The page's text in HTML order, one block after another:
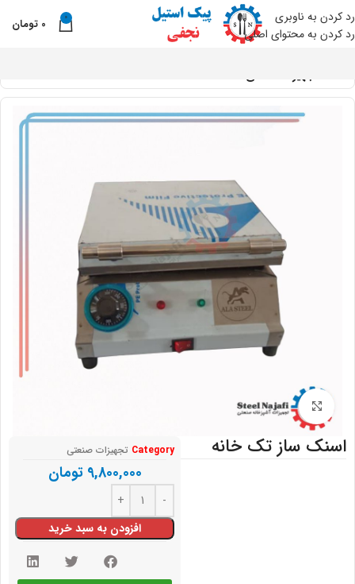
رد کردن به ناوبری
رد کردن به محتوای اصلی
0
0 تومان
تجهیزات صنعتی
بزرگنمایی تصویر
اسنک ساز تک خانه Category تجهیزات صنعتی
9,800,000 تومان
افزودن به سبد خرید